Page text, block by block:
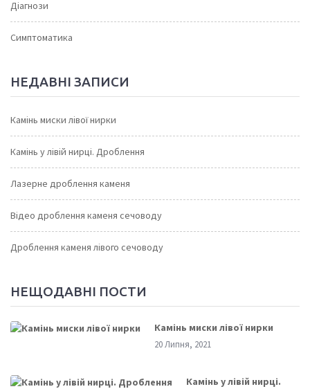
Діагнози
Симптоматика
НЕДАВНІ ЗАПИСИ
Камінь миски лівої нирки
Камінь у лівій нирці. Дроблення
Лазерне дроблення каменя
Відео дроблення каменя сечоводу
Дроблення каменя лівого сечоводу
НЕЩОДАВНІ ПОСТИ
Камінь миски лівої нирки
20 Липня, 2021
Камінь у лівій нирці.